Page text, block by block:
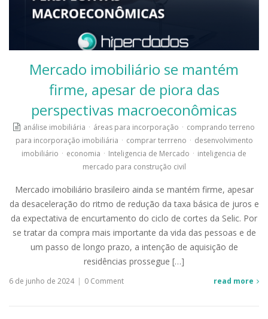
Mercado imobiliário se mantém
firme, apesar de piora das
perspectivas macroeconômicas
análise imobiliária · áreas para incorporação · comprando terreno
para incorporação imobiliária · comprar terrreno · desenvolvimento
imobiliário · economia · Inteligencia de Mercado · inteligencia de
mercado para construção civil
Mercado imobiliário brasileiro ainda se mantém firme, apesar
da desaceleração do ritmo de redução da taxa básica de juros e
da expectativa de encurtamento do ciclo de cortes da Selic. Por
se tratar da compra mais importante da vida das pessoas e de
um passo de longo prazo, a intenção de aquisição de
residências prossegue […]
6 de junho de 2024 | 0 Comment read more